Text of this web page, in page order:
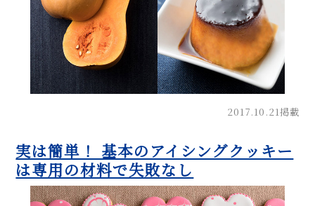
2017.10.21掲載
実は簡単！ 基本のアイシングクッキー
は専用の材料で失敗なし